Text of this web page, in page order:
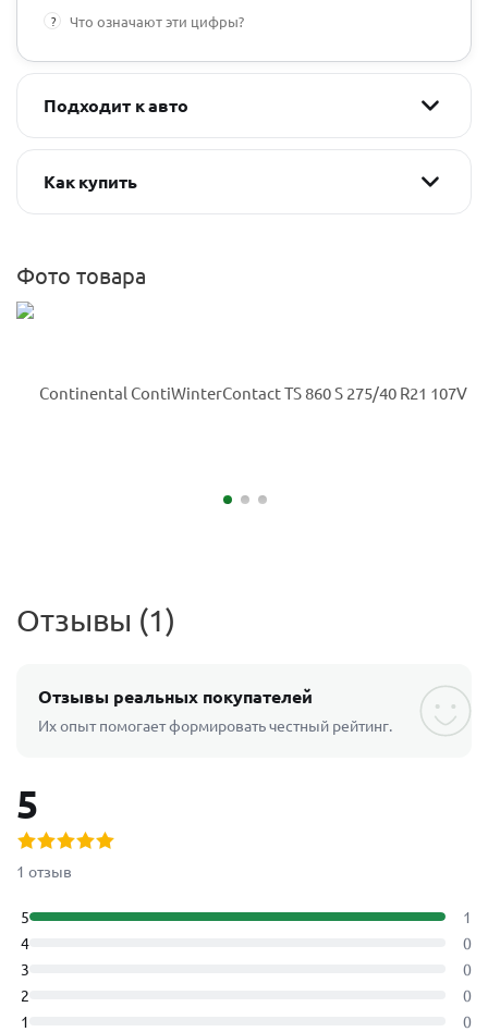
? Что означают эти цифры?
Подходит к авто
Как купить
Фото товара
Отзывы (1)
Отзывы реальных покупателей
Их опыт помогает формировать честный рейтинг.
5
1 отзыв
5
1
4
0
3
0
2
0
1
0